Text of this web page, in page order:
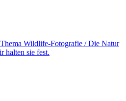
Wildlife-Fotografie / Die Natur
halten sie fest.